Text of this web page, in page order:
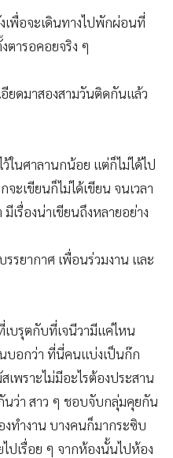
พื่อจะเดินทางไปพักผ่อนที่
ตารอคอยจริง ๆ
ยดมาสองสามวันติดกันแล้ว
ในศาลานกน้อย แต่ก็ไม่ได้ไป
ะเขียนก็ไม่ได้เขียน จนเวลา
เรื่องน่าเขียนถึงหลายอย่าง
รยากาศ เพื่อนร่วมงาน และ
บรุตกับที่เจนีวามีแค่ไหน
นบอกว่า ที่นี่คนแบ่งเป็นก๊ก
พราะไม่มีอะไรต้องประสาน
นว่า สาว ๆ ชอบจับกลุ่มคุยกัน
ทำงาน บางคนก็มากระซิบ
ปเรื่อย ๆ จากห้องนั้นไปห้อง